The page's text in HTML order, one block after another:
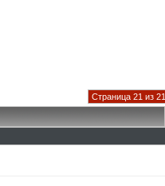
Страница 21 из 21